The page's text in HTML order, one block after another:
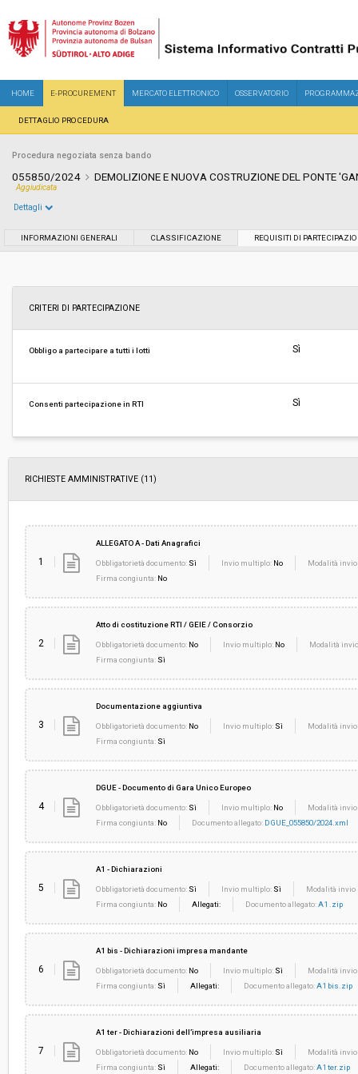
HOME E-PROCUREMENT MERCATO ELETTRONICO OSSERVATORIO
DETTAGLIO PROCEDURA
Procedura negoziata senza bando
055850/2024 DEMOLIZIONE E NUOVA COSTRUZIONE DEL PONTE
Aggiudicata
Data pubblicazione:
Svolgimento:
Dettagli
INFORMAZIONI GENERALI CLASSIFICAZIONE REQUISITI DI
CRITERI DI PARTECIPAZIONE
Obbligo a partecipare a tutti i lotti Sì
Consenti partecipazione in RTI Sì
RICHIESTE AMMINISTRATIVE (11)
1
ALLEGATO A - Dati Anagrafici
Obbligatorietà documento: Sì Invio multiplo: No
Modalità
Firma congiunta: No
2
Atto di costituzione RTI / GEIE / Consorzio
Obbligatorietà documento: No Invio multiplo: No
Modalità
Firma congiunta: Sì
3
Documentazione aggiuntiva
Obbligatorietà documento: No Invio multiplo: Sì
Modalità
Firma congiunta: Sì
4
DGUE - Documento di Gara Unico Europeo
Obbligatorietà documento: Sì Invio multiplo: No
Modalità
Firma congiunta: No Documento allegato: DGUE_055850/2024.xml
5
A1 - Dichiarazioni
Obbligatorietà documento: Sì Invio multiplo: Sì
Modalità invio
Firma congiunta: No Allegati: Documento allegato:A1 .zip
6
A1 bis - Dichiarazioni impresa mandante
Obbligatorietà documento: No Invio multiplo: Sì
Modalità
Firma congiunta: Sì Allegati: Documento allegato:A1 bis.zip
7
A1 ter - Dichiarazioni dell’impresa ausiliaria
Obbligatorietà documento: No Invio multiplo: Sì
Modalità
Firma congiunta: Sì Allegati: Documento allegato:A1 ter.zip